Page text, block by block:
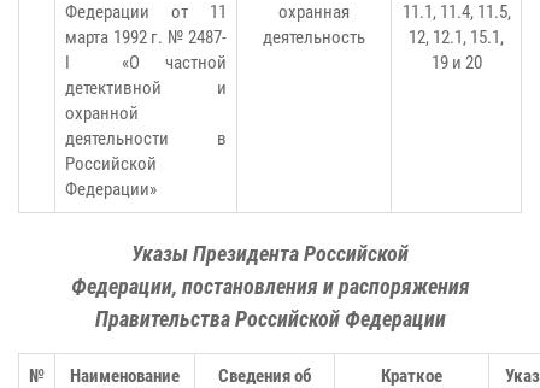
Федерации от 11
марта 1992 г. № 2487-
I «О частной
детективной и
охранной
деятельности в
Российской
Федерации»
охранная
деятельность
11.1, 11.4, 11.5,
12, 12.1, 15.1,
19 и 20
Указы Президента Российской
Федерации, постановления и распоряжения
Правительства Российской Федерации
№
Наименование
Сведения об
Краткое